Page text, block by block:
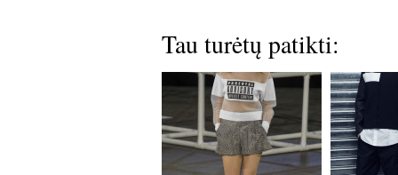
Tau turėtų patikti: